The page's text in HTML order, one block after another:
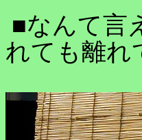
■なんて
れても離